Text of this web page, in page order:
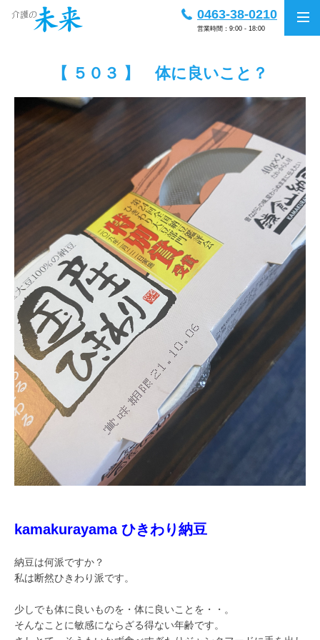
0463-38-0210
営業時間：9:00 - 18:00
【 ５０３ 】 体に良いこと？
kamakurayama ひきわり納豆
納豆は何派ですか？
私は断然ひきわり派です。
少しでも体に良いものを・体に良いことを・・。
そんなことに敏感にならざる得ない年齢です。